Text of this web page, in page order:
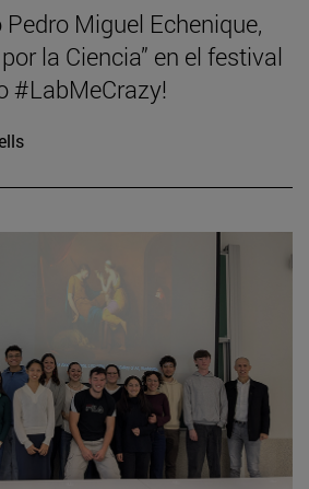
Miguel Echenique,
la Ciencia” en el festival
#LabMeCrazy!